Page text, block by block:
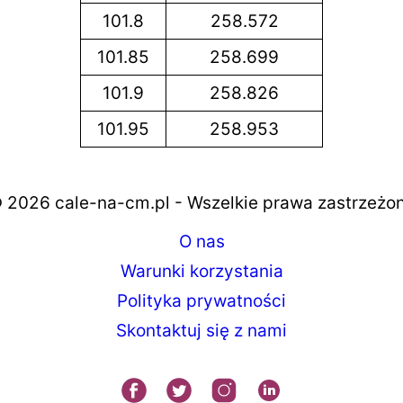
101.8
258.572
101.85
258.699
101.9
258.826
101.95
258.953
cale-na-cm.pl - Wszelkie prawa
O nas
Warunki korzystania
Polityka prywatności
Skontaktuj się z nami